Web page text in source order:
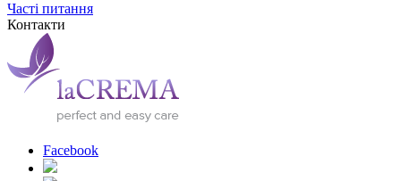
Часті питання
Контакти
Facebook